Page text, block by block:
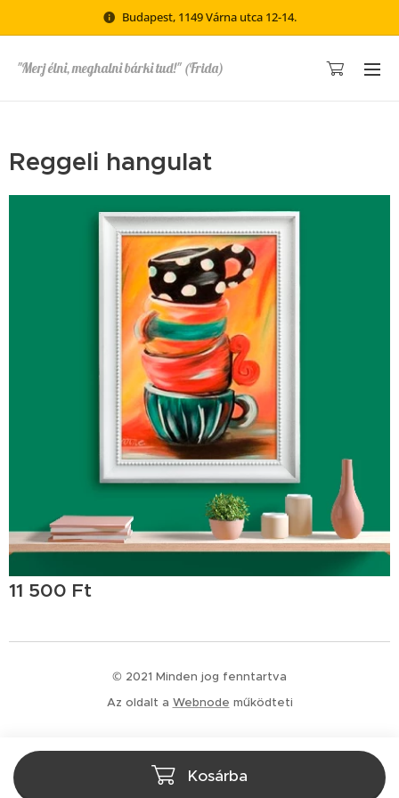
Budapest, 1149 Várna utca 12-14.
"Merj élni, meghalni bárki tud!" (Frida)
Reggeli hangulat
11 500 Ft
Kosárba
© 2021 Minden jog fenntartva
Az oldalt a Webnode működteti